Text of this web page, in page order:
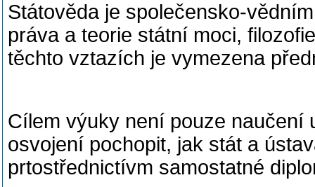
Státověda je společensko-
práva a teorie státní moci,
těchto vztazích je vymezena
Cílem výuky není pouze naučení
osvojení pochopit, jak stát a
prtostřednictívm samostatné